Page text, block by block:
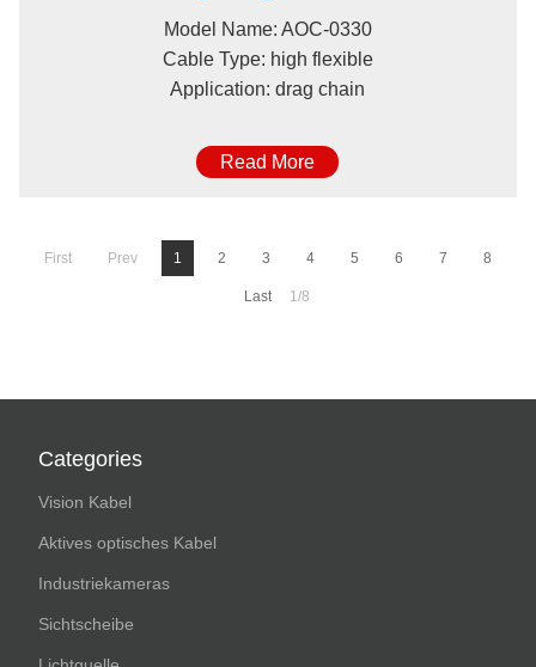
Model Name: AOC-0330
Cable Type: high flexible
Application: drag chain
Read More
First Prev 1 2 3 4 5 6 7 8
Last 1/8
Categories
Vision Kabel
Aktives optisches Kabel
Industriekameras
Sichtscheibe